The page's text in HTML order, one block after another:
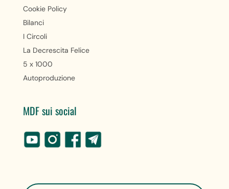
Cookie Policy
Bilanci
I Circoli
La Decrescita Felice
5 x 1000
Autoproduzione
MDF sui social